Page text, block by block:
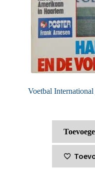
Voetbal